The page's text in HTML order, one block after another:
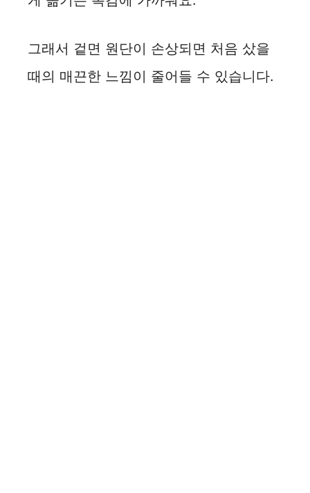
그래서 겉면 원단이 손상되면 처음 샀을
때의 매끈한 느낌이 줄어들 수 있습니다.